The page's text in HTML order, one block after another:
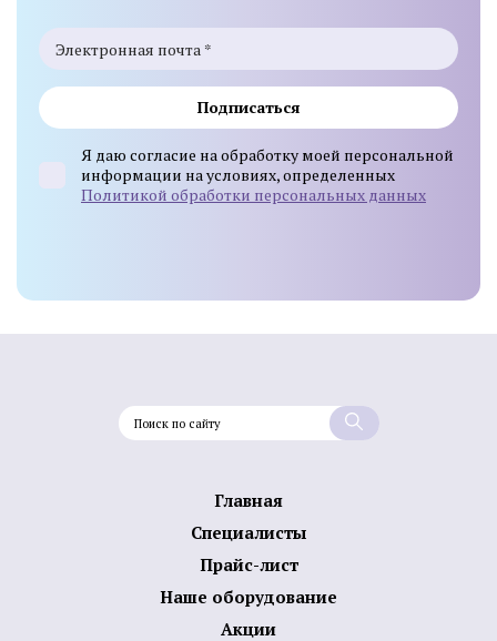
Подписаться
Я даю согласие на обработку моей персональной
информации на условиях, определенных
Политикой обработки персональных данных
Главная
Специалисты
Прайс-лист
Наше оборудование
Акции